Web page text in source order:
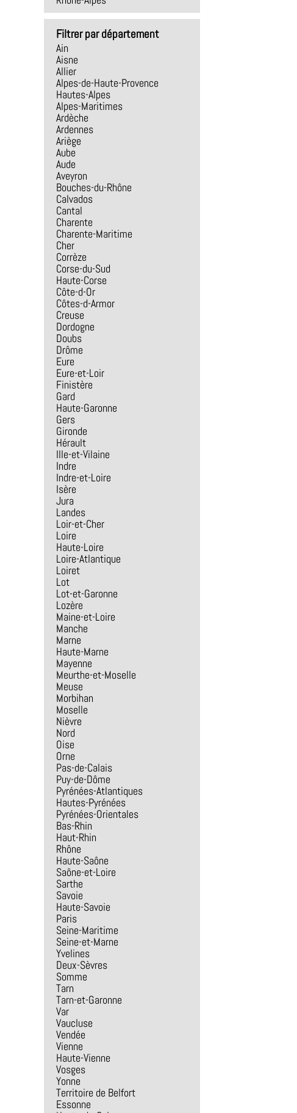
Filtrer par département
Ain
Aisne
Allier
Alpes-de-Haute-Provence
Hautes-Alpes
Alpes-Maritimes
Ardèche
Ardennes
Ariège
Aube
Aude
Aveyron
Bouches-du-Rhône
Calvados
Cantal
Charente
Charente-Maritime
Cher
Corrèze
Corse-du-Sud
Haute-Corse
Côte-d-Or
Côtes-d-Armor
Creuse
Dordogne
Doubs
Drôme
Eure
Eure-et-Loir
Finistère
Gard
Haute-Garonne
Gers
Gironde
Hérault
Ille-et-Vilaine
Indre
Indre-et-Loire
Isère
Jura
Landes
Loir-et-Cher
Loire
Haute-Loire
Loire-Atlantique
Loiret
Lot
Lot-et-Garonne
Lozère
Maine-et-Loire
Manche
Marne
Haute-Marne
Mayenne
Meurthe-et-Moselle
Meuse
Morbihan
Moselle
Nièvre
Nord
Oise
Orne
Pas-de-Calais
Puy-de-Dôme
Pyrénées-Atlantiques
Hautes-Pyrénées
Pyrénées-Orientales
Bas-Rhin
Haut-Rhin
Rhône
Haute-Saône
Saône-et-Loire
Sarthe
Savoie
Haute-Savoie
Paris
Seine-Maritime
Seine-et-Marne
Yvelines
Deux-Sèvres
Somme
Tarn
Tarn-et-Garonne
Var
Vaucluse
Vendée
Vienne
Haute-Vienne
Vosges
Yonne
Territoire de Belfort
Essonne